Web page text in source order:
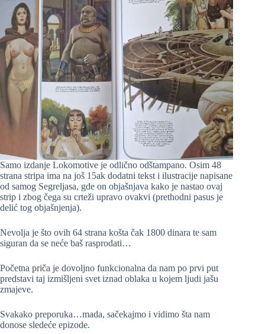
Samo izdanje Lokomotive je odlično odštampano. Osim 48
strana stripa ima na još 15ak dodatni tekst i ilustracije napisane
od samog Segreljasa, gde on objašnjava kako je nastao ovaj
strip i zbog čega su crteži upravo ovakvi (prethodni pasus je
delić tog objašnjenja).
Nevolja je što ovih 64 strana košta čak 1800 dinara te sam
siguran da se neće baš rasprodati…
Početna priča je dovoljno funkcionalna da nam po prvi put
predstavi taj izmišljeni svet iznad oblaka u kojem ljudi jašu
zmajeve.
Svakako preporuka…mada, sačekajmo i vidimo šta nam
donose sledeće epizode.